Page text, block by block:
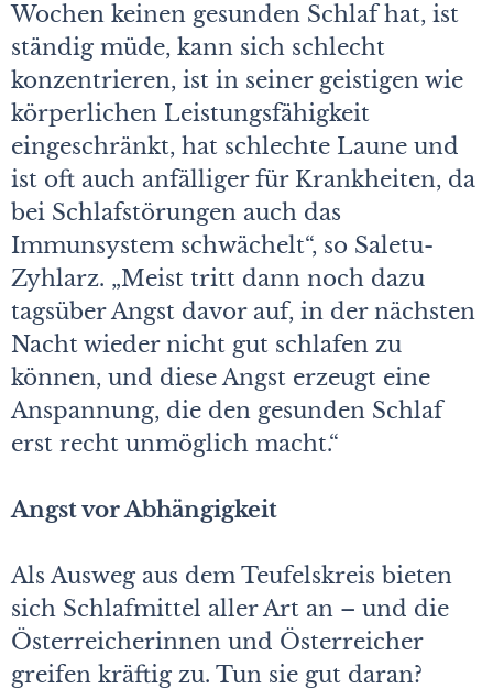
Wochen keinen gesunden Schlaf hat, ist
ständig müde, kann sich schlecht
konzentrieren, ist in seiner geistigen wie
körperlichen Leistungsfähigkeit
eingeschränkt, hat schlechte Laune und
ist oft auch anfälliger für Krankheiten, da
bei Schlafstörungen auch das
Immunsystem schwächelt“, so Saletu-
Zyhlarz. „Meist tritt dann noch dazu
tagsüber Angst davor auf, in der nächsten
Nacht wieder nicht gut schlafen zu
können, und diese Angst erzeugt eine
Anspannung, die den gesunden Schlaf
erst recht unmöglich macht.“
Angst vor Abhängigkeit
Als Ausweg aus dem Teufelskreis bieten
sich Schlafmittel aller Art an – und die
Österreicherinnen und Österreicher
greifen kräftig zu. Tun sie gut daran?